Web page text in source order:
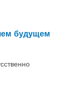
будущем